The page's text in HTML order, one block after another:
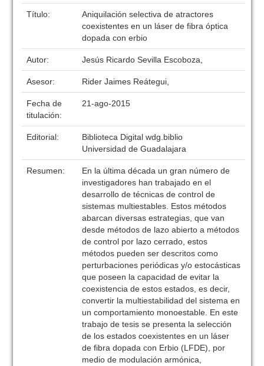
Título:
Aniquilación selectiva de atractores
coexistentes en un láser de fibra óptica
dopada con erbio
Autor: Jesús Ricardo Sevilla Escoboza,
Asesor: Rider Jaimes Reátegui,
Fecha de
titulación:
21-ago-2015
Editorial:
Biblioteca Digital wdg.biblio
Universidad de Guadalajara
Resumen:
En la última década un gran número de
investigadores han trabajado en el
desarrollo de técnicas de control de
sistemas multiestables. Estos métodos
abarcan diversas estrategias, que van
desde métodos de lazo abierto a métodos
de control por lazo cerrado, estos
métodos pueden ser descritos como
perturbaciones periódicas y/o estocásticas
que poseen la capacidad de evitar la
coexistencia de estos estados, es decir,
convertir la multiestabilidad del sistema en
un comportamiento monoestable. En este
trabajo de tesis se presenta la selección
de los estados coexistentes en un láser
de fibra dopada con Erbio (LFDE), por
medio de modulación armónica,